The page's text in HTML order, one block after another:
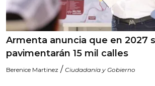
Armenta anuncia que en 2027
pavimentarán 15 mil calles
Berenice Martinez / Ciudadanía y Gobierno